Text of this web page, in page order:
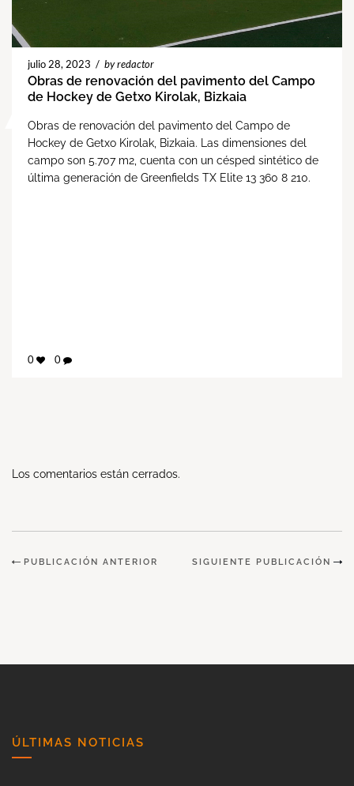
julio 28, 2023 / by redactor
Obras de renovación del pavimento del Campo
de Hockey de Getxo Kirolak, Bizkaia
Obras de renovación del pavimento del Campo de
Hockey de Getxo Kirolak, Bizkaia. Las dimensiones del
campo son 5.707 m2, cuenta con un césped sintético de
última generación de Greenfields TX Elite 13 360 8 210.
0 0
Los comentarios están cerrados.
PUBLICACIÓN ANTERIOR SIGUIENTE PUBLICACIÓN
ÚLTIMAS NOTICIAS